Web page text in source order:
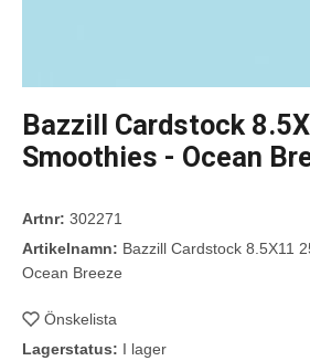
Bazzill Cardstock
Smoothies - Ocean
Artnr: 302271
Artikelnamn: Bazzill Cardstock 8.5X11
Ocean Breeze
Önskelista
Lagerstatus: I lager